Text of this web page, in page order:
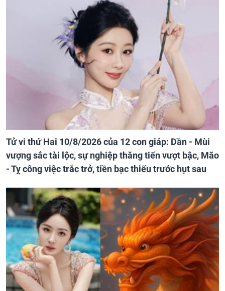
Tử vi thứ Hai 10/8/2026 của 12 con giáp: Dần - Mùi
vượng sắc tài lộc, sự nghiệp thăng tiến vượt bậc, Mão
- Tỵ công việc trắc trở, tiền bạc thiếu trước hụt sau